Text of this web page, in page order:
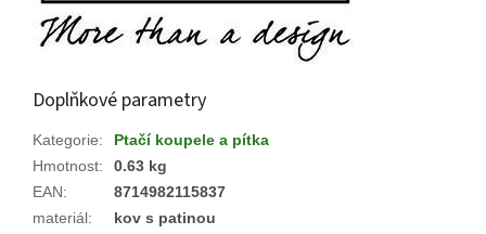
Doplňkové parametry
Kategorie:
Ptačí koupele a pítka
Hmotnost:
0.63 kg
EAN:
8714982115837
materiál:
kov s patinou